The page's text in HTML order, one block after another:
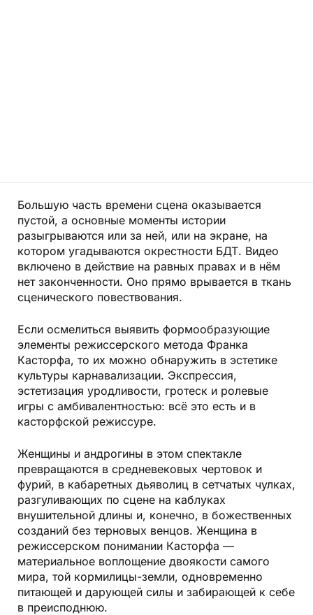
Большую часть времени сцена оказывается
пустой, а основные моменты истории
разыгрываются или за ней, или на экране, на
котором угадываются окрестности БДТ. Видео
включено в действие на равных правах и в нём
нет законченности. Оно прямо врывается в ткань
сценического повествования.
Если осмелиться выявить формообразующие
элементы режиссерского метода Франка
Касторфа, то их можно обнаружить в эстетике
культуры карнавализации. Экспрессия,
эстетизация уродливости, гротеск и ролевые
игры с амбивалентностью: всё это есть и в
касторфской режиссуре.
Женщины и андрогины в этом спектакле
превращаются в средневековых чертовок и
фурий, в кабаретных дьяволиц в сетчатых чулках,
разгуливающих по сцене на каблуках
внушительной длины и, конечно, в божественных
созданий без терновых венцов. Женщина в
режиссерском понимании Касторфа —
материальное воплощение двоякости самого
мира, той кормилицы-земли, одновременно
питающей и дарующей силы и забирающей к себе
в преисподнюю.